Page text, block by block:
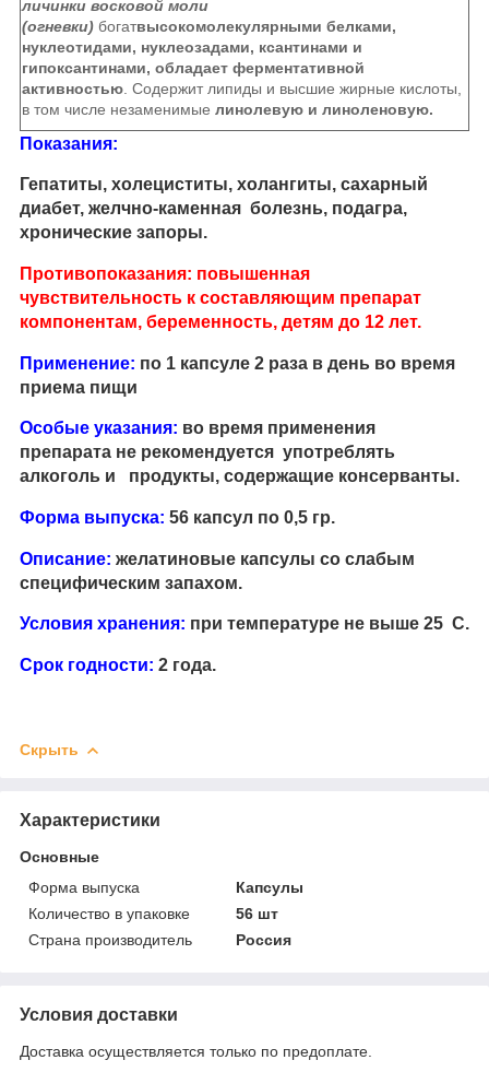
личинки восковой моли
(огневки) богатвысокомолекулярными белками,
нуклеотидами, нуклеозадами, ксантинами и
гипоксантинами, обладает ферментативной
активностью . Содержит липиды и высшие жирные кислоты,
в том числе незаменимые линолевую и линоленовую.
Показания:
Гепатиты, холециститы, холангиты, сахарный
диабет, желчно-каменная болезнь, подагра,
хронические запоры.
Противопоказания: повышенная
чувствительность к составляющим препарат
компонентам, беременность, детям до 12 лет.
Применение: по 1 капсуле 2 раза в день во время
приема пищи
Особые указания: во время применения
препарата не рекомендуется употреблять
алкоголь и продукты, содержащие консерванты.
Форма выпуска: 56 капсул по 0,5 гр.
Описание: желатиновые капсулы со слабым
специфическим запахом.
Условия хранения: при температуре не выше 25 С.
Срок годности: 2 года.
Скрыть
Характеристики
Основные
Форма выпуска
Капсулы
Количество в упаковке
56 шт
Страна производитель
Россия
Условия доставки
Доставка осуществляется только по предоплате.